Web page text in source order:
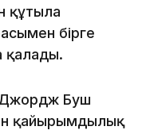
құтыла
бірге
қалады.
Джордж Буш
қайырымдылық